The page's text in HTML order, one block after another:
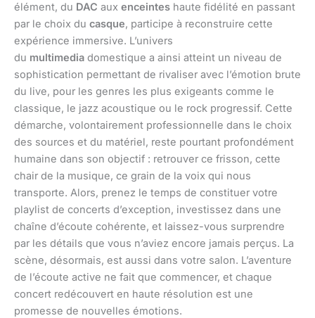
élément, du DAC aux enceintes haute fidélité en passant
par le choix du casque, participe à reconstruire cette
expérience immersive. L’univers
du multimedia domestique a ainsi atteint un niveau de
sophistication permettant de rivaliser avec l’émotion brute
du live, pour les genres les plus exigeants comme le
classique, le jazz acoustique ou le rock progressif. Cette
démarche, volontairement professionnelle dans le choix
des sources et du matériel, reste pourtant profondément
humaine dans son objectif : retrouver ce frisson, cette
chair de la musique, ce grain de la voix qui nous
transporte. Alors, prenez le temps de constituer votre
playlist de concerts d’exception, investissez dans une
chaîne d’écoute cohérente, et laissez-vous surprendre
par les détails que vous n’aviez encore jamais perçus. La
scène, désormais, est aussi dans votre salon. L’aventure
de l’écoute active ne fait que commencer, et chaque
concert redécouvert en haute résolution est une
promesse de nouvelles émotions.